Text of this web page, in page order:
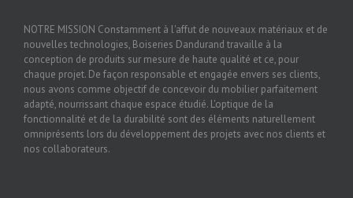
NOTRE MISSION Constamment à l'affut de nouveaux matériaux et de
nouvelles technologies, Boiseries Dandurand travaille à la
conception de produits sur mesure de haute qualité et ce, pour
chaque projet. De façon responsable et engagée envers ses clients,
nous avons comme objectif de concevoir du mobilier parfaitement
adapté, nourrissant chaque espace étudié. L'optique de la
fonctionnalité et de la durabilité sont des éléments naturellement
omniprésents lors du développement des projets avec nos clients et
nos collaborateurs.